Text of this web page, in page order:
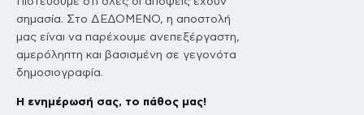
σημασία. Στο ΔΕΔΟΜΕΝΟ, η αποστολή
μας είναι να παρέχουμε ανεπεξέργαστη,
αμερόληπτη και βασισμένη σε γεγονότα
δημοσιογραφία.
Η ενημέρωσή σας, το πάθος μας!